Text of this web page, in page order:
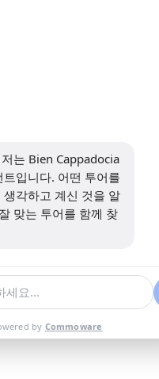
+90 5307349440
: info@biencappadocia.com
는 Bien Cappadocia
입니다. 어떤 투어를
생각하고 계신 것을 알
맞는 투어를 함께 찾
by Commoware